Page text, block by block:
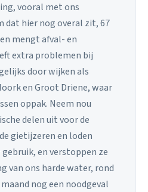
vooral met ons
dat hier nog overal zit, 67
mengt afval- en
extra problemen bij
door wijken als
en Groot Driene, waar
oppak. Neem nou
delen uit voor de
gietijzeren en loden
en verstoppen ze
van ons harde water, rond
nog een noodgeval